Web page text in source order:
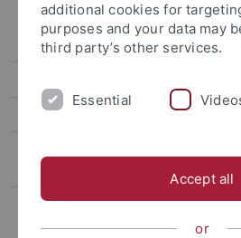
Mitteilungen
Personalabteilung
Zuständigkeiten
additional cookies for
purposes and your data may
third party’s other services.
Essential
Accept all
or